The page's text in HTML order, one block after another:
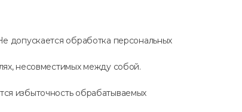
допускается обработка персональных
несовместимых между собой.
избыточность обрабатываемых